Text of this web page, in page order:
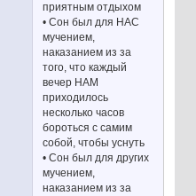
приятным отдыхом
• Сон был для НАС
мучением,
наказанием из за
того, что каждый
вечер НАМ
приходилось
несколько часов
бороться с самим
собой, чтобы уснуть
• Сон был для других
мучением,
наказанием из за